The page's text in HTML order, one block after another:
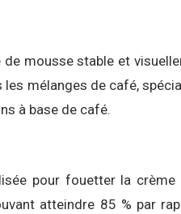
mousse stable et
mélanges de café,
à base de café.
pour fouetter la
atteindre 85 % par